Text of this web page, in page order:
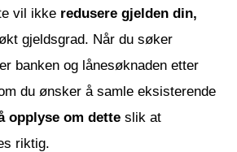
vil ikke redusere gjelden din,
gjeldsgrad. Når du søker
banken og lånesøknaden etter
du ønsker å samle eksisterende
opplyse om dette slik at
riktig.